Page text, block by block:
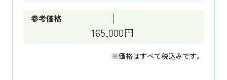
参考価格
165,000円
※価格はすべて税込みです。